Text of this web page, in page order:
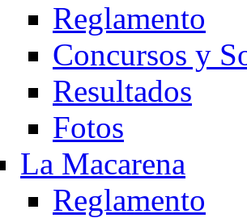
Reglamento
Concursos y
Resultados
Fotos
La Macarena
Reglamento